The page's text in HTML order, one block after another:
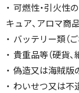
・ 可燃性・引火性
キュア、アロマ商品
・ バッテリー類（
・ 貴重品等（硬貨、
・ 偽造又は海賊版
・ わいせつ又は不